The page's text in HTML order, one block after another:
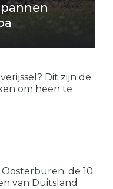
Dit zijn de
om heen te
de 10
van Duitsland